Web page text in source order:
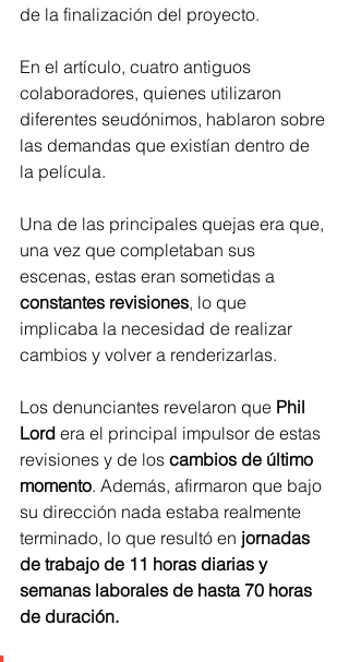
de la finalización del proyecto.
En el artículo, cuatro antiguos
colaboradores, quienes utilizaron
diferentes seudónimos, hablaron sobre
las demandas que existían dentro de
la película.
Una de las principales quejas era que,
una vez que completaban sus
escenas, estas eran sometidas a
constantes revisiones, lo que
implicaba la necesidad de realizar
cambios y volver a renderizarlas.
Los denunciantes revelaron que Phil
Lord era el principal impulsor de estas
revisiones y de los cambios de último
momento. Además, afirmaron que bajo
su dirección nada estaba realmente
terminado, lo que resultó en jornadas
de trabajo de 11 horas diarias y
semanas laborales de hasta 70 horas
de duración.